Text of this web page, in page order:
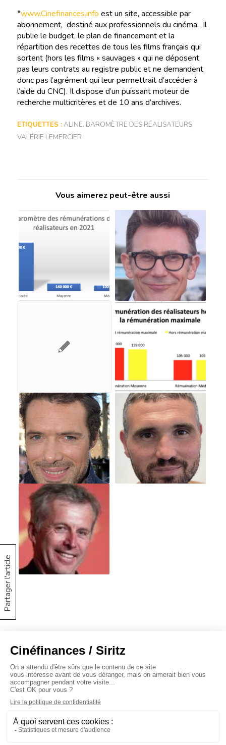
Partager l'article
*www.Cinefinances.info est un site, accessible par
abonnement, destiné aux professionnels du cinéma. Il
publie le budget, le plan de financement et la
répartition des recettes de tous les films français qui
sortent (hors les films « sauvages » qui ne déposent
pas leurs contrats au registre public et ne demandent
donc pas l’agrément qui leur permettrait d’accéder à
l’aide du CNC). Il dispose d’un puissant moteur de
recherche multicritères et de 10 ans d’archives.
ETIQUETTES :ALINE, BAROMÈTRE DES RÉALISATEURS,
VALÉRIE LEMERCIER
Vous aimerez peut-être aussi
À propos
Baromètres
Cinéscoop
Éditorial
Le Carrefour